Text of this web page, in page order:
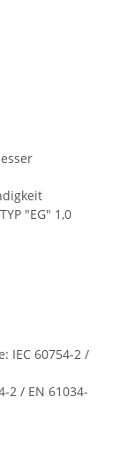
"EG" 1,0
IEC 60754-2 /
2 / EN 61034-